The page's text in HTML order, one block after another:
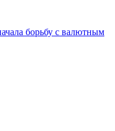
борьбу с валютным